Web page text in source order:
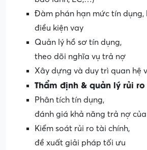
Đàm phán hạn mức tín dụng,
điều kiện vay
Quản lý hồ sơ tín dụng,
theo dõi nghĩa vụ trả nợ
Xây dựng và duy trì quan hệ
Thẩm định & quản lý rủi ro
Phân tích tín dụng,
đánh giá khả năng trả nợ
Kiểm soát rủi ro tài chính,
đề xuất giải pháp tối ưu